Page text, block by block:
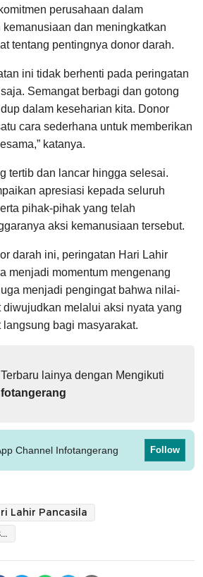
perusahaan dalam
dan meningkatkan
tentang pentingnya donor darah.
ini tidak berhenti pada peringatan
Semangat berbagi dan gotong
dalam keseharian kita. Donor
cara sederhana untuk memberikan
katanya.
tertib dan lancar hingga selesai.
apresiasi kepada seluruh
pihak-pihak yang telah
aksi kemanusiaan tersebut.
darah ini, peringatan Hari Lahir
menjadi momentum mengenang
menjadi pengingat bahwa nilai-
melalui aksi nyata yang
bagi masyarakat.
lainya dengan Mengikuti
Channel Infotangerang Follow
Lahir Pancasila
Kantor Notaris Desra Natasha